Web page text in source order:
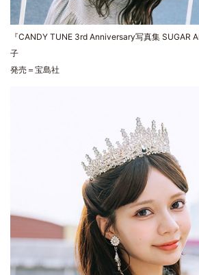
『CANDY TUNE 3rd Anniversary写真集 SUGAR
子
発売＝宝島社